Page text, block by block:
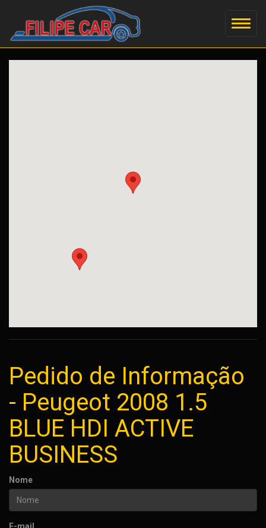
Pedido de Informação
- Peugeot 2008 1.5
BLUE HDI ACTIVE
BUSINESS
Nome